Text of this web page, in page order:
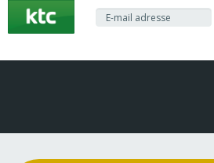
hovedindhold